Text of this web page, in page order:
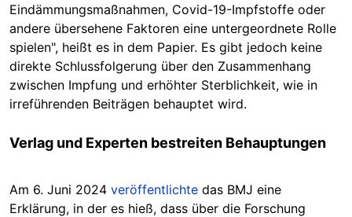
Eindämmungsmaßnahmen, Covid-19-Impfstoffe oder
andere übersehene Faktoren eine untergeordnete Rolle
spielen", heißt es in dem Papier. Es gibt jedoch keine
direkte Schlussfolgerung über den Zusammenhang
zwischen Impfung und erhöhter Sterblichkeit, wie in
irreführenden Beiträgen behauptet wird.
Verlag und Experten bestreiten Behauptungen
Am 6. Juni 2024 veröffentlichte das BMJ eine
Erklärung, in der es hieß, dass über die Forschung